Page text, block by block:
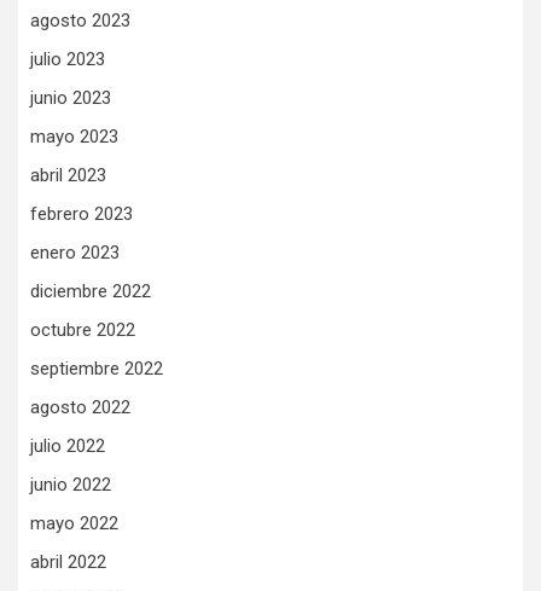
agosto 2023
julio 2023
junio 2023
mayo 2023
abril 2023
febrero 2023
enero 2023
diciembre 2022
octubre 2022
septiembre 2022
agosto 2022
julio 2022
junio 2022
mayo 2022
abril 2022